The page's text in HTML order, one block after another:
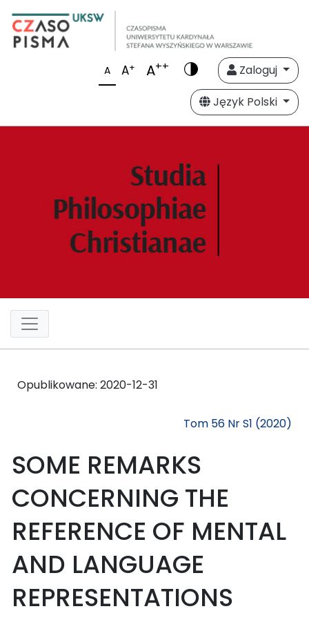
A A+ A++
Zaloguj
Język Polski
Opublikowane: 2020-12-31
Tom 56 Nr S1 (2020)
SOME REMARKS
CONCERNING THE
REFERENCE OF MENTAL
AND LANGUAGE
REPRESENTATIONS